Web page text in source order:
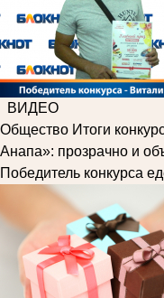
ВИДЕО
Общество Итоги
Анапа»: прозрачно и
Победитель конкурса